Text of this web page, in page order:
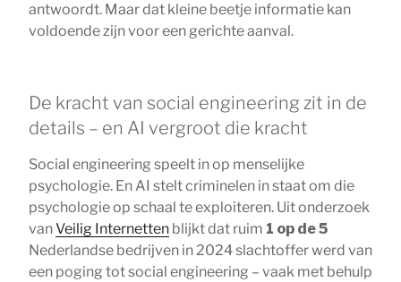
antwoordt. Maar dat kleine beetje informatie kan
voldoende zijn voor een gerichte aanval.
De kracht van social engineering zit in de
details – en AI vergroot die kracht
Social engineering speelt in op menselijke
psychologie. En AI stelt criminelen in staat om die
psychologie op schaal te exploiteren. Uit onderzoek
vanVeilig Internetten blijkt dat ruim 1 op de 5
Nederlandse bedrijven in 2024 slachtoffer werd van
een poging tot social engineering – vaak met behulp